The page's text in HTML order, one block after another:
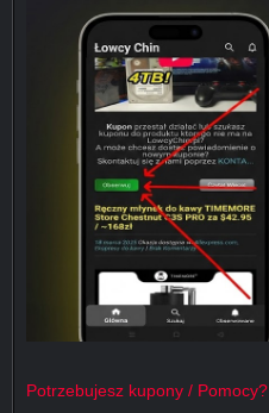
Potrzebujesz kupony / Pomocy?